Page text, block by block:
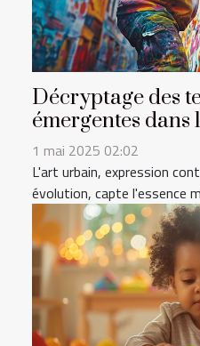
Décryptage des
émergentes
1 mai 2025 02:02
L'art urbain, expression
évolution, capte l'essence